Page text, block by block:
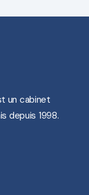
un cabinet
depuis 1998.